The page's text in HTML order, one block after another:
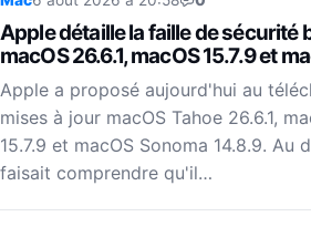
Apple détaille la faille de sécurité
macOS 26.6.1, macOS 15.7.9 et
Apple a proposé aujourd'hui au
mises à jour macOS Tahoe 26.6.1,
15.7.9 et macOS Sonoma 14.8.9. Au
faisait comprendre qu'il…